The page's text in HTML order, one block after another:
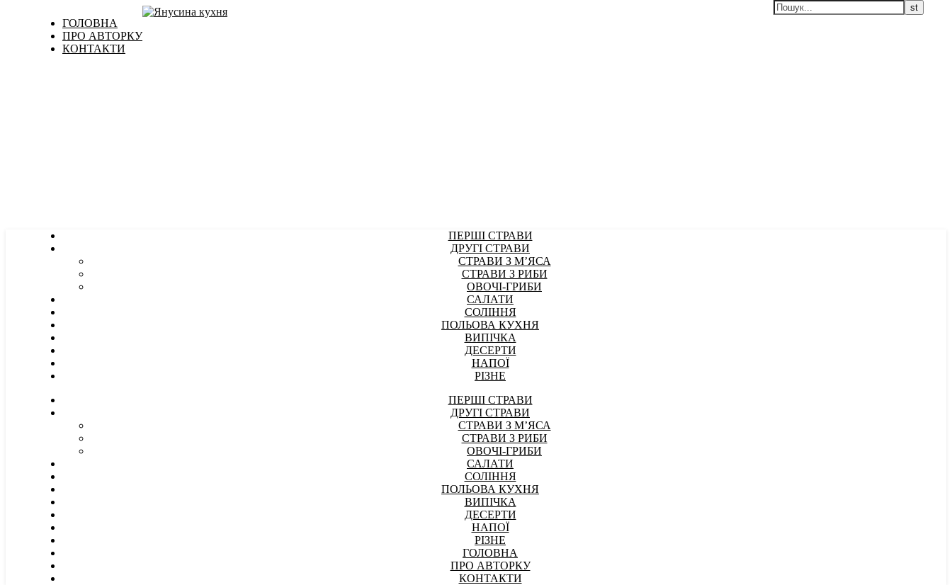
ГОЛОВНА
ПРО АВТОРКУ
КОНТАКТИ
ПЕРШІ СТРАВИ
ДРУГІ СТРАВИ
СТРАВИ З М’ЯСА
СТРАВИ З РИБИ
ОВОЧІ-ГРИБИ
САЛАТИ
СОЛІННЯ
ПОЛЬОВА КУХНЯ
ВИПІЧКА
ДЕСЕРТИ
НАПОЇ
РІЗНЕ
ПЕРШІ СТРАВИ
ДРУГІ СТРАВИ
СТРАВИ З М’ЯСА
СТРАВИ З РИБИ
ОВОЧІ-ГРИБИ
САЛАТИ
СОЛІННЯ
ПОЛЬОВА КУХНЯ
ВИПІЧКА
ДЕСЕРТИ
НАПОЇ
РІЗНЕ
ГОЛОВНА
ПРО АВТОРКУ
КОНТАКТИ